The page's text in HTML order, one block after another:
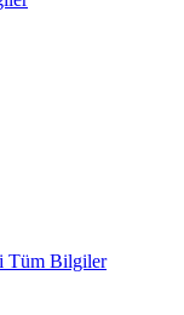
Tüm Bilgiler